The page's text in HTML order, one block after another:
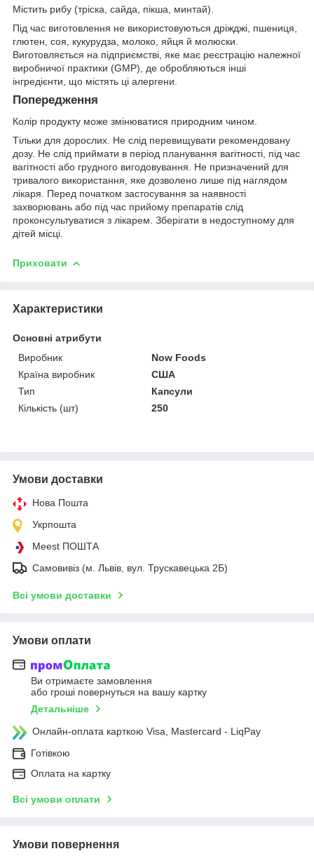
Містить рибу (тріска, сайда, пікша, минтай).
Під час виготовлення не використовуються дріжджі, пшениця,
глютен, соя, кукурудза, молоко, яйця й молюски.
Виготовляється на підприємстві, яке має реєстрацію належної
виробничої практики (GMP), де обробляються інші
інгредієнти, що містять ці алергени.
Попередження
Колір продукту може змінюватися природним чином.
Тільки для дорослих. Не слід перевищувати рекомендовану
дозу. Не слід приймати в період планування вагітності, під час
вагітності або грудного вигодовування. Не призначений для
тривалого використання, яке дозволено лише під наглядом
лікаря. Перед початком застосування за наявності
захворювань або під час прийому препаратів слід
проконсультуватися з лікарем. Зберігати в недоступному для
дітей місці.
Приховати
Характеристики
Основні атрибути
Виробник
Now Foods
Країна виробник
США
Тип
Капсули
Кількість (шт)
250
Умови доставки
Нова Пошта
Укрпошта
Meest ПОШТА
Самовивіз (м. Львів, вул. Трускавецька 2Б)
Всі умови доставки
Умови оплати
Ви отримаєте замовлення
або гроші повернуться на вашу картку
Детальніше
Онлайн-оплата карткою Visa, Mastercard - LiqPay
Готівкою
Оплата на картку
Всі умови оплати
Умови повернення